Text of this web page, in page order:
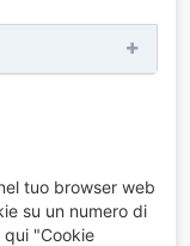
tuo browser web
su un numero di
"Cookie